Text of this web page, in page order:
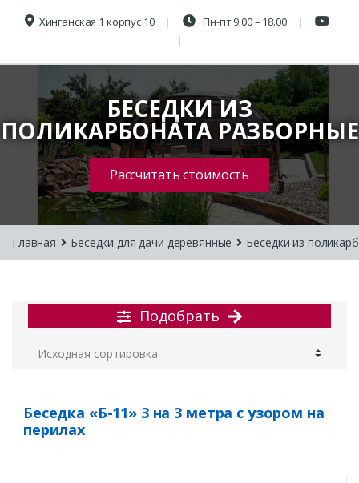
Хинганская 1 корпус 10 Пн-пт 9.00 – 18.00
БЕСЕДКИ ИЗ
ПОЛИКАРБОНАТА РАЗБОРНЫЕ
Рассчитать стоимость
Главная Беседки для дачи деревянные Беседки из
Подобрать
Беседка «Б-11» 3 на 3 метра с узором на
перилах